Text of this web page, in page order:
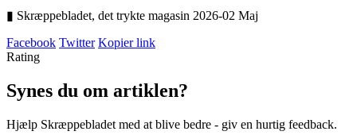
▮ Skræppebladet, det trykte magasin 2026-02 Maj
Facebook Twitter Kopier link
Rating
Synes du om artiklen?
Hjælp Skræppebladet med at blive bedre - giv en hurtig feedback.